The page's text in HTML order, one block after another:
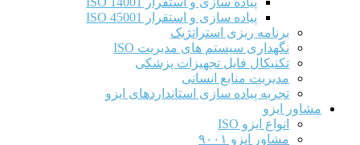
پیاده سازی و استقرار ISO 45001
برنامه ریزی استراتژیک
نگهداری سیستم های مدیریت ISO
تکنیکال فایل تجهیزات پزشکی
مدیریت منابع انسانی
تجربه پیاده سازی استانداردهای ایزو
مشاور ایزو
انواع ایزو ISO
مشاور ایزو ۹۰۰۱